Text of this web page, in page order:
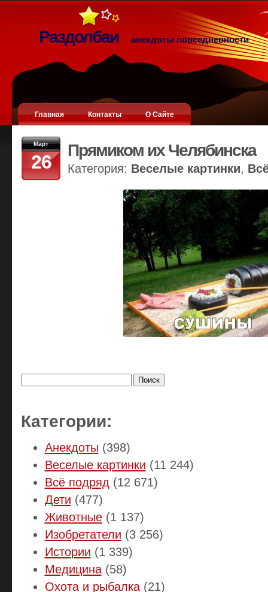
Раздолбаи анекдоты повседневности
Главная Контакты О Сайте
Март
26
Прямиком их Челябинска
Категория: Веселые картинки,
Категории:
Анекдоты (398)
Веселые картинки (11 244)
Всё подряд (12 671)
Дети (477)
Животные(1 137)
Изобретатели (3 256)
Истории (1 339)
Медицина(58)
Охота и рыбалка(21)